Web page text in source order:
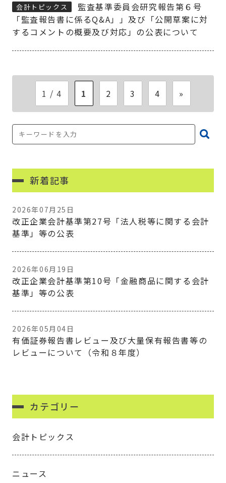
会計トピックス
監査基準委員会研究報告第６号
「監査報告書に係るQ&A」」及び「公開草案に対
するコメントの概要及び対応」の公表について
1 / 4 1 2 3 4 »
新着記事
2026年07月25日
改正企業会計基準第27号「法人税等に関する会計
基準」等の公表
2026年06月19日
改正企業会計基準第10号「金融商品に関する会計
基準」等の公表
2026年05月04日
有価証券報告書レビュー及び大量保有報告書等の
レビューについて（令和８年度）
カテゴリー
会計トピックス
ニュース